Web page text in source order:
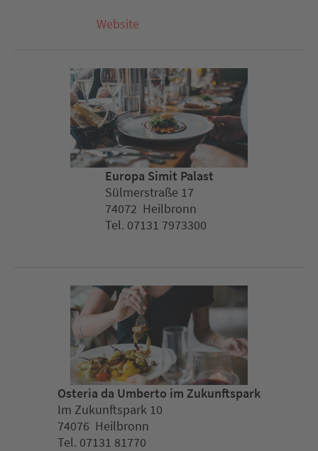
Website
Europa Simit Palast
Sülmerstraße 17
74072 Heilbronn
Tel. 07131 7973300
Osteria da Umberto im Zukunftspark
Im Zukunftspark 10
74076 Heilbronn
Tel. 07131 81770